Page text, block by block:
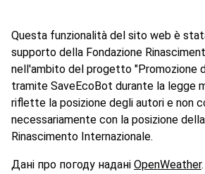
Questa funzionalità del sito web è
supporto della Fondazione
nell'ambito del progetto "Promozione
tramite SaveEcoBot durante la legge
riflette la posizione degli autori e non
necessariamente con la posizione
Rinascimento Internazionale.
Дані про погоду надані OpenWeather.